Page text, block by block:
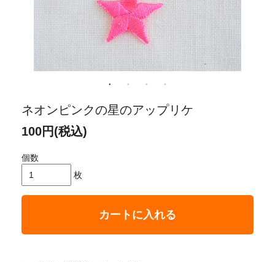
ネオンピンクの星のアップリケ
100円(税込)
個数
枚
カートに入れる